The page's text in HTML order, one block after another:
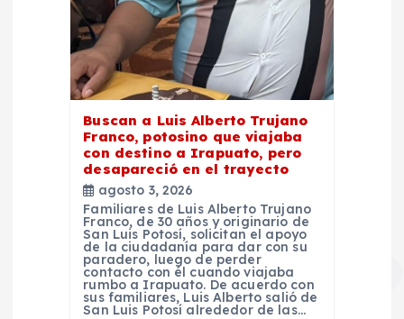
Buscan a Luis Alberto Trujano
Franco, potosino que viajaba
con destino a Irapuato, pero
desapareció en el trayecto
agosto 3, 2026
Familiares de Luis Alberto Trujano
Franco, de 30 años y originario de
San Luis Potosí, solicitan el apoyo
de la ciudadanía para dar con su
paradero, luego de perder
contacto con él cuando viajaba
rumbo a Irapuato. De acuerdo con
sus familiares, Luis Alberto salió de
San Luis Potosí alrededor de las…